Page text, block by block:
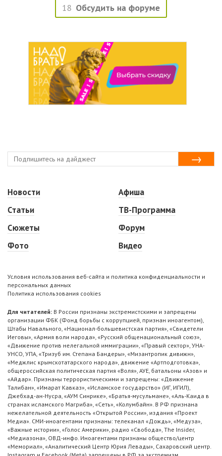
18 Обсудить на форуме
Новости
Статьи
Сюжеты
Фото
Афиша
ТВ-Программа
Форум
Видео
Условия использования веб-сайта и политика конфиденциальности и
персональных данных
Политика использования cookies
Для читателей: В России признаны экстремистскими и запрещены
организации ФБК (Фонд борьбы с коррупцией, признан иноагентом),
Штабы Навального, «Национал-большевистская партия», «Свидетели
Иеговы», «Армия воли народа», «Русский общенациональный союз»,
«Движение против нелегальной иммиграции», «Правый сектор», УНА-
УНСО, УПА, «Тризуб им. Степана Бандеры», «Мизантропик дивижн»,
«Меджлис крымскотатарского народа», движение «Артподготовка»,
общероссийская политическая партия «Воля», АУЕ, батальоны «Азов» и
«Айдар». Признаны террористическими и запрещены: «Движение
Талибан», «Имарат Кавказ», «Исламское государство» (ИГ, ИГИЛ),
Джебхад-ан-Нусра, «АУМ Синрике», «Братья-мусульмане», «Аль-Каида в
странах исламского Магриба», «Сеть», «Колумбайн». В РФ признана
нежелательной деятельность «Открытой России», издания «Проект
Медиа». СМИ-иноагентами признаны: телеканал «Дождь», «Медуза»,
«Важные истории», «Голос Америки», радио «Свобода», The Insider,
«Медиазона», ОВД-инфо. Иноагентами признаны общество/центр
«Мемориал», «Аналитический Центр Юрия Левады», Сахаровский центр.
Instagram и Facebook (Metа) запрещены в РФ за экстремизм.